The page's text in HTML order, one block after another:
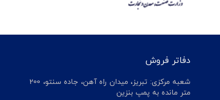
دفاتر فروش
شعبه مرکزی: تبریز، میدان راه آهن، جاده سنتو، 200
متر مانده به پمپ بنزین